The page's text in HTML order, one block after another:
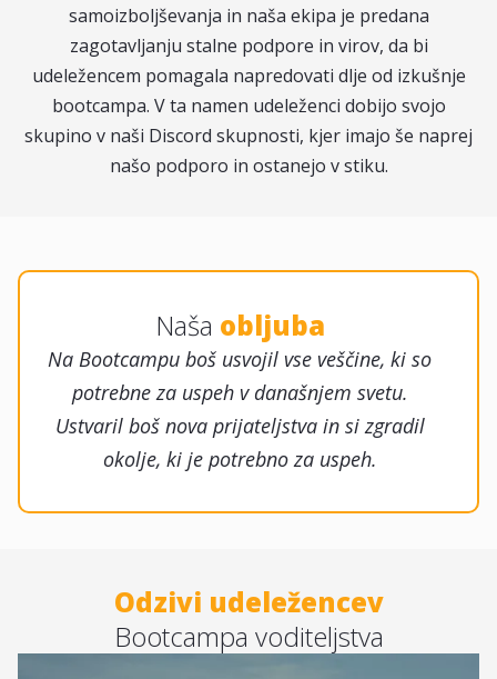
samoizboljševanja in naša ekipa je predana
zagotavljanju stalne podpore in virov, da bi
udeležencem pomagala napredovati dlje od izkušnje
bootcampa. V ta namen udeleženci dobijo svojo
skupino v naši Discord skupnosti, kjer imajo še naprej
našo podporo in ostanejo v stiku.
Naša obljuba
Na Bootcampu boš usvojil vse veščine, ki so
potrebne za uspeh v današnjem svetu.
Ustvaril boš nova prijateljstva in si zgradil
okolje, ki je potrebno za uspeh.
Odzivi udeležencev
Bootcampa voditeljstva